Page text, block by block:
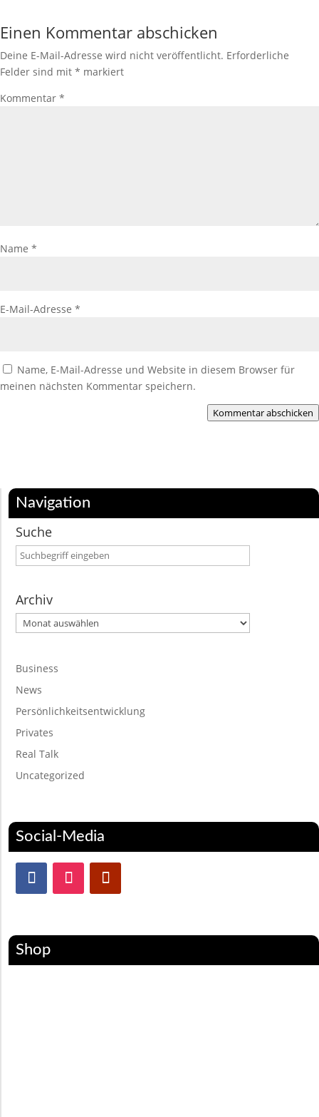
Einen Kommentar abschicken
Deine E-Mail-Adresse wird nicht veröffentlicht. Erforderliche
Felder sind mit * markiert
Kommentar *
Name *
E-Mail-Adresse *
Name, E-Mail-Adresse und Website in diesem Browser für
meinen nächsten Kommentar speichern.
Kommentar abschicken
Navigation
Suche
Archiv
Archiv
Business
News
Persönlichkeitsentwicklung
Privates
Real Talk
Uncategorized
Social-Media
Shop